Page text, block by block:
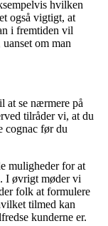
hvilken
også vigtigt, at
i fremtiden vil
om man
at se nærmere på
tilråder vi, at du
cognac før du
muligheder for at
I øvrigt møder vi
folk at formulere
tilmed kan
kunderne er.